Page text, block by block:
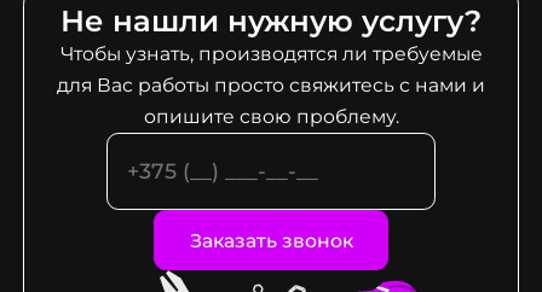
Не нашли нужную услугу?
Чтобы узнать, производятся ли требуемые
для Вас работы просто свяжитесь с нами и
опишите свою проблему.
Заказать звонок